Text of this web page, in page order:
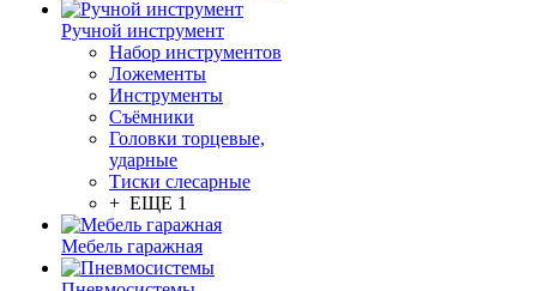
Ручной инструмент
Набор инструментов
Ложементы
Инструменты
Съёмники
Головки торцевые,
ударные
Тиски слесарные
+ ЕЩЕ 1
Мебель гаражная